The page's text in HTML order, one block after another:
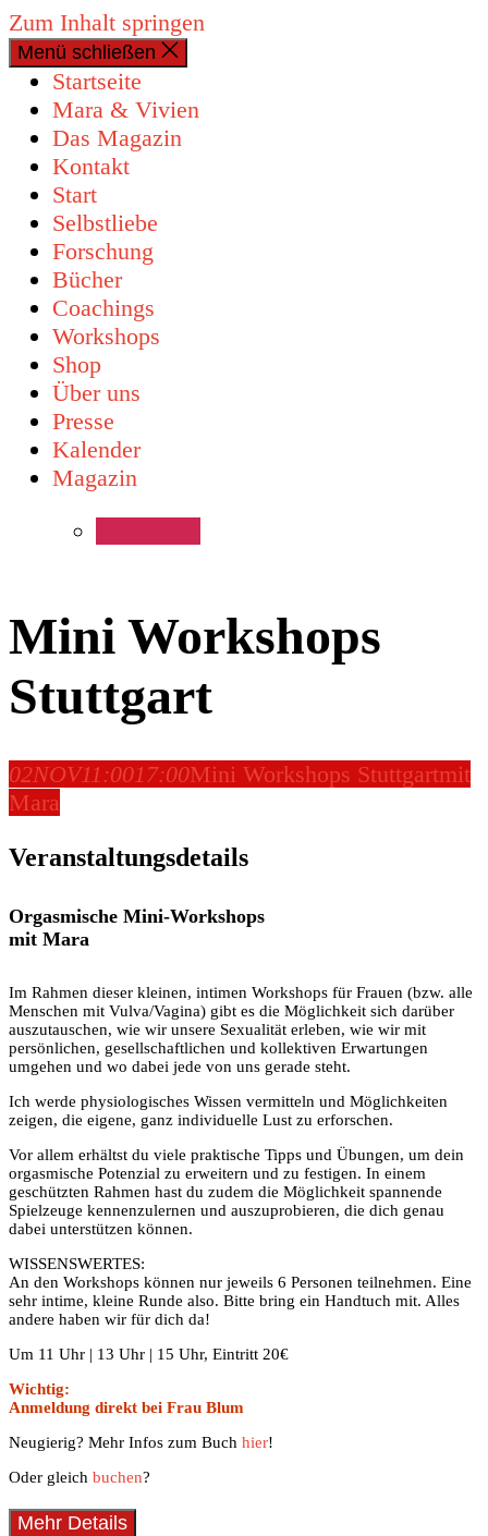
Zum Inhalt springen
Menü schließen
Startseite
Mara & Vivien
Das Magazin
Kontakt
Start
Selbstliebe
Forschung
Bücher
Coachings
Workshops
Shop
Über uns
Presse
Kalender
Magazin
Mini Workshops
Stuttgart
02NOV11:0017:00Mini Workshops Stuttgartmit
Mara
Veranstaltungsdetails
Orgasmische Mini-Workshops
mit Mara
Im Rahmen dieser kleinen, intimen Workshops für Frauen (bzw. alle
Menschen mit Vulva/Vagina) gibt es die Möglichkeit sich darüber
auszutauschen, wie wir unsere Sexualität erleben, wie wir mit
persönlichen, gesellschaftlichen und kollektiven Erwartungen
umgehen und wo dabei jede von uns gerade steht.
Ich werde physiologisches Wissen vermitteln und Möglichkeiten
zeigen, die eigene, ganz individuelle Lust zu erforschen.
Vor allem erhältst du viele praktische Tipps und Übungen, um dein
orgasmische Potenzial zu erweitern und zu festigen. In einem
geschützten Rahmen hast du zudem die Möglichkeit spannende
Spielzeuge kennenzulernen und auszuprobieren, die dich genau
dabei unterstützen können.
WISSENSWERTES:
An den Workshops können nur jeweils 6 Personen teilnehmen. Eine
sehr intime, kleine Runde also. Bitte bring ein Handtuch mit. Alles
andere haben wir für dich da!
Um 11 Uhr | 13 Uhr | 15 Uhr, Eintritt 20€
Wichtig:
Anmeldung direkt bei Frau Blum
Neugierig? Mehr Infos zum Buch hier!
Oder gleich buchen?
Mehr Details